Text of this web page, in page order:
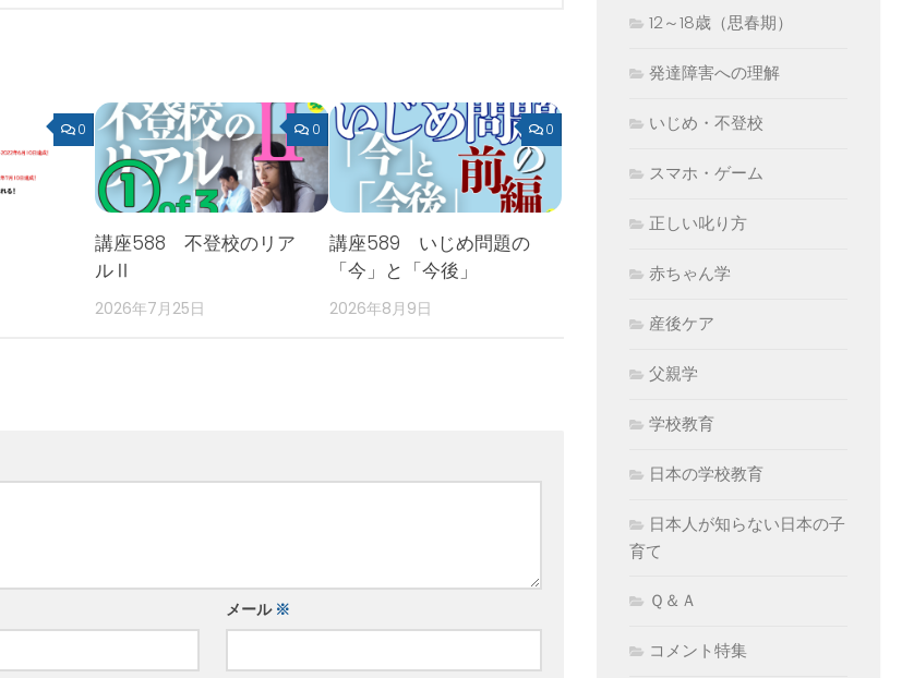
0 0
講座588 不登校のリア
ルⅡ
2026年7月25日
0
講座589 いじめ問題の
「今」と「今後」
2026年8月9日
メール ※
12～18歳（思春期）
発達障害への理解
いじめ・不登校
スマホ・ゲーム
正しい叱り方
赤ちゃん学
産後ケア
父親学
学校教育
日本の学校教育
日本人が知らない日本の子
育て
Ｑ＆Ａ
コメント特集